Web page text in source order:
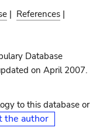
| References |
Database
on April 2007.
to this database or
the author